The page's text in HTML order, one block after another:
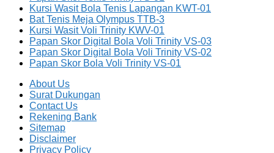
Kursi Wasit Bola Tenis Lapangan KWT-01
Bat Tenis Meja Olympus TTB-3
Kursi Wasit Voli Trinity KWV-01
Papan Skor Digital Bola Voli Trinity VS-03
Papan Skor Digital Bola Voli Trinity VS-02
Papan Skor Bola Voli Trinity VS-01
About Us
Surat Dukungan
Contact Us
Rekening Bank
Sitemap
Disclaimer
Privacy Policy